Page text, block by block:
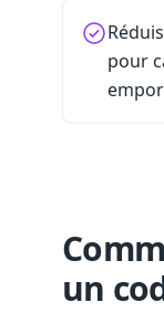
pour
un